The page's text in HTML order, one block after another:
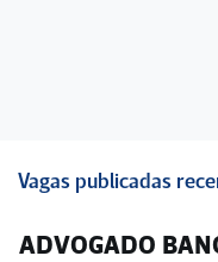
Vagas publicadas
ADVOGADO